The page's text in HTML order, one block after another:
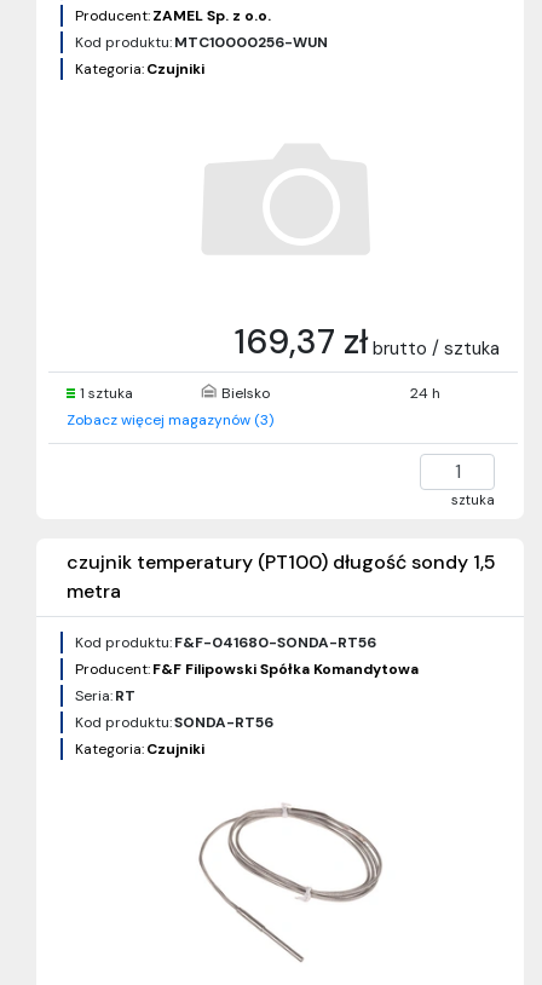
Producent:ZAMEL Sp. z o.o.
Kod produktu:MTC10000256-WUN
Kategoria:Czujniki
169,37 zł brutto / sztuka
1 sztuka Bielsko
24 h
Zobacz więcej magazynów (3)
sztuka
czujnik temperatury (PT100) długość sondy 1,5
metra
Kod produktu:F&F-041680-SONDA-RT56
Producent:F&F Filipowski Spółka Komandytowa
Seria:RT
Kod produktu:SONDA-RT56
Kategoria:Czujniki